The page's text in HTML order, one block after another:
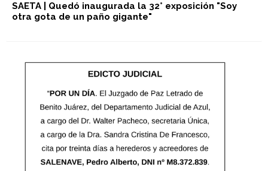
SAETA | Quedó inaugurada la 32° exposición "Soy
otra gota de un paño gigante"